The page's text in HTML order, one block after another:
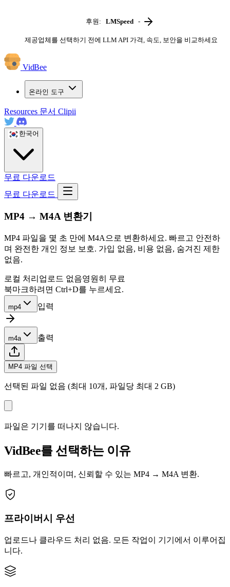
후원: LMSpeed -
제공업체를 선택하기 전에 LLM API 가격, 속도, 보안을 비교하세요
VidBee
온라인 도구
Resources 문서 Clipii
한국어
무료 다운로드
무료 다운로드
MP4 → M4A 변환기
MP4 파일을 몇 초 만에 M4A으로 변환하세요. 빠르고 안전하
며 완전한 개인 정보 보호. 가입 없음, 비용 없음, 숨겨진 제한
없음.
로컬 처리 업로드 없음영원히 무료
북마크하려면 Ctrl+D를 누르세요.
mp4 입력
m4a 출력
MP4 파일 선택
선택된 파일 없음 (최대 10개, 파일당 최대 2 GB)
파일은 기기를 떠나지 않습니다.
VidBee를 선택하는 이유
빠르고, 개인적이며, 신뢰할 수 있는 MP4 → M4A 변환.
프라이버시 우선
업로드나 클라우드 처리 없음. 모든 작업이 기기에서 이루어집
니다.